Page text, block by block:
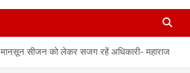
मानसून सीजन को लेकर सजग रहें अधिकारी- महाराज